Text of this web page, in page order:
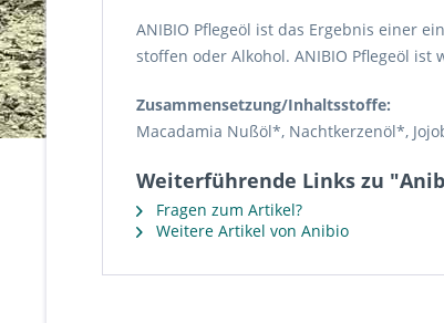
ANIBIO Pflegeöl ist das Ergebnis einer
stoffen oder Alkohol. ANIBIO ­Pflegeöl
Zusammensetzung/Inhaltsstoffe:
Macadamia Nußöl*, Nachtkerzenöl*,
Weiterführende Links zu
Fragen zum Artikel?
Weitere Artikel von Anibio